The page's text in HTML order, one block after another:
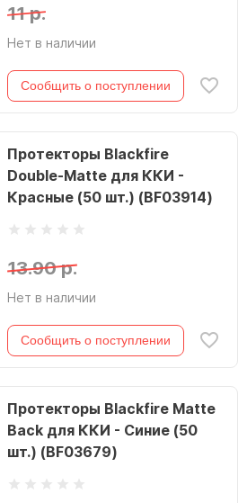
11 р.
Нет в наличии
Сообщить о поступлении
Протекторы Blackfire
Double-Matte для ККИ -
Красные (50 шт.) (BF03914)
13.90 р.
Нет в наличии
Сообщить о поступлении
Протекторы Blackfire Matte
Back для ККИ - Синие (50
шт.) (BF03679)